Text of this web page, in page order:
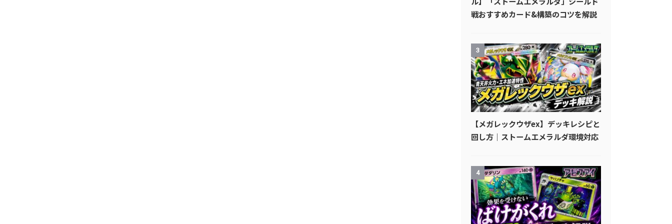
戦おすすめカード&構築のコツを解説
3
【メガレックウザex】デッキレシピと
回し方｜ストームエメラルダ環境対応
4